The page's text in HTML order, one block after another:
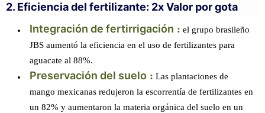
2. Eficiencia del fertilizante: 2x Valor por gota
Integración de fertirrigación : el grupo brasileño
JBS aumentó la eficiencia en el uso de fertilizantes para
aguacate al 88%.
Preservación del suelo : Las plantaciones de
mango mexicanas redujeron la escorrentía de fertilizantes en
un 82% y aumentaron la materia orgánica del suelo en un